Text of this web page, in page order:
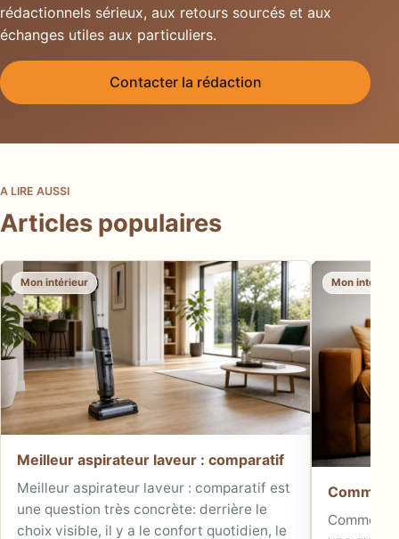
rédactionnels sérieux, aux retours sourcés et aux
échanges utiles aux particuliers.
Contacter la rédaction
A LIRE AUSSI
Articles populaires
Mon intérieur
Meilleur aspirateur laveur : comparatif
Meilleur aspirateur laveur : comparatif est
une question très concrète: derrière le
choix visible, il y a le confort quotidien, le
Mon intérieur
Comment